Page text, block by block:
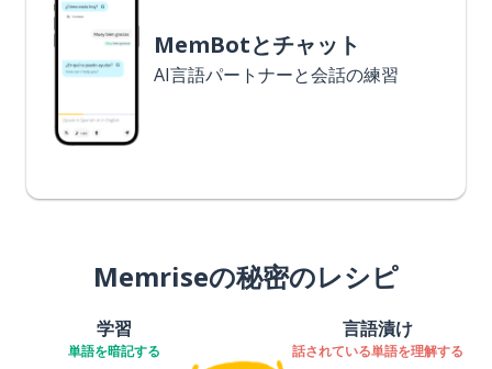
MemBotとチャット
AI言語パートナーと会話の練習
Memriseの秘密のレシピ
学習
単語を暗記する
言語漬け
話されている単語を理解する